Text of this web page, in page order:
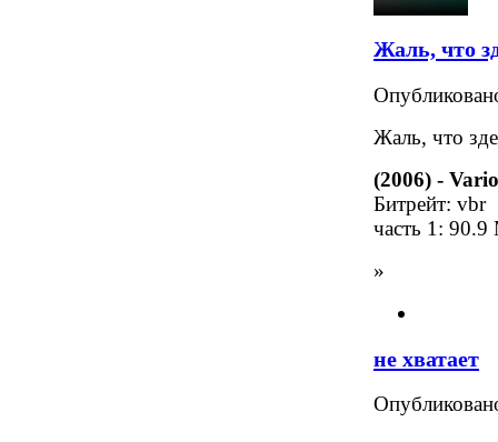
Жаль, что
Жаль, что
(2006) -
Битрейт: vbr
часть 1:
»
не хватает